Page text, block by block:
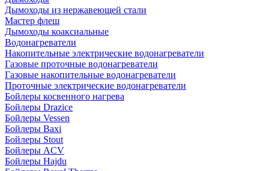
Дымоходы из нержавеющей стали
Мастер флеш
Дымоходы коаксиальные
Водонагреватели
Накопительные электрические водонагреватели
Газовые проточные водонагреватели
Газовые накопительные водонагреватели
Проточные электрические водонагреватели
Бойлеры косвенного нагрева
Бойлеры Drazice
Бойлеры Vessen
Бойлеры Baxi
Бойлеры Stout
Бойлеры ACV
Бойлеры Hajdu